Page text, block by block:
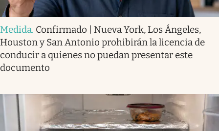
Medida. Confirmado | Nueva York, Los Ángeles,
Houston y San Antonio prohibirán la licencia de
conducir a quienes no puedan presentar este
documento